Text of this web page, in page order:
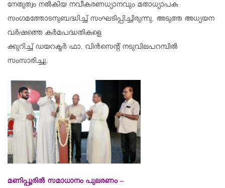
നേതൃത്വം നൽകിയ നവീകരണധ്യാനവും മതാധ്യാപക
സംഗമത്തോടനുബദ്ധിച്ച് സംഘടിപ്പിച്ചിരുന്നു. അടുത്ത അധ്യയന
വർഷത്തെ കർമപദ്ധതികളെ
ക്കുറിച്ച് ഡയറക്ടർ ഫാ. വിൻസെന്റ് നടുവിലപറമ്പിൽ
സംസാരിച്ചു.
മണിപ്പൂരിൽ സമാധാനം പുലരണം –